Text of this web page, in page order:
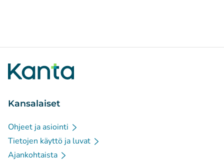
Kansalaiset
Ohjeet ja asiointi
Tietojen käyttö ja luvat
Ajankohtaista